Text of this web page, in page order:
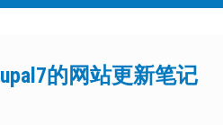
的网站更新笔记